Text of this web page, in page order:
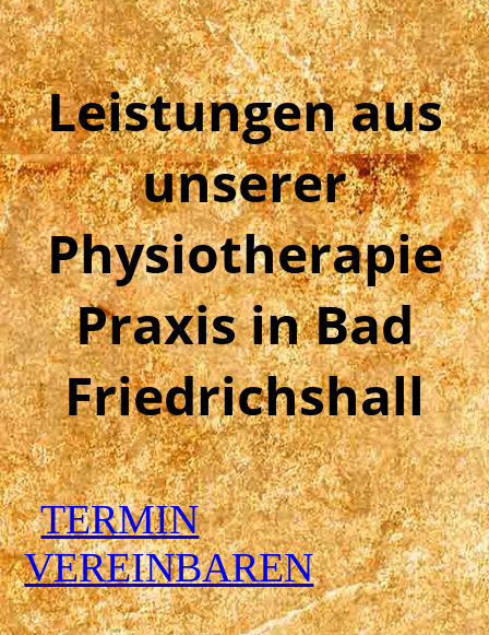
Leistungen aus
unserer
Physiotherapie
Praxis in Bad
Friedrichshall
TERMIN
VEREINBAREN